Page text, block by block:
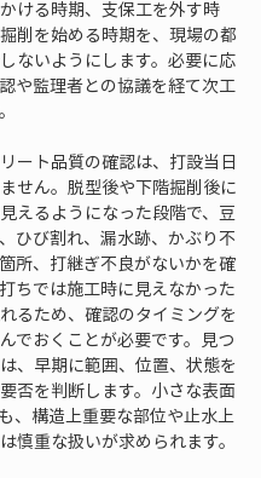
ける時期、支保工を外す時
削を始める時期を、現場の都
ないようにします。必要に応
や監理者との協議を経て次工
ート品質の確認は、打設当日
せん。脱型後や下階掘削後に
えるようになった段階で、豆
ひび割れ、漏水跡、かぶり不
所、打継ぎ不良がないかを確
ちでは施工時に見えなかった
るため、確認のタイミングを
でおくことが必要です。見つ
、早期に範囲、位置、状態を
否を判断します。小さな表面
、構造上重要な部位や止水上
慎重な扱いが求められます。